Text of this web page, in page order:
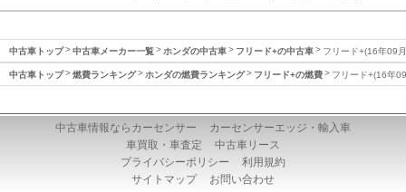
中古車トップ 中古車メーカー一覧 ホンダの中古車 フリード+の中古車 フリード+(16年09
中古車トップ 燃費ランキング ホンダの燃費ランキング フリード+の燃費 フリード+(16年
中古車情報ならカーセンサー
カーセンサーエッジ・輸入車
車買取・車査定
中古車リース
プライバシーポリシー
利用規約
サイトマップ
お問い合わせ